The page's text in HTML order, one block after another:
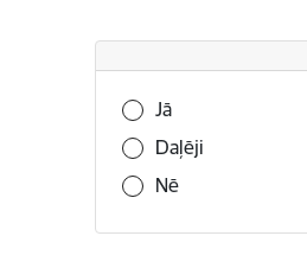
Vai šī informācija
Jā
Daļēji
Nē